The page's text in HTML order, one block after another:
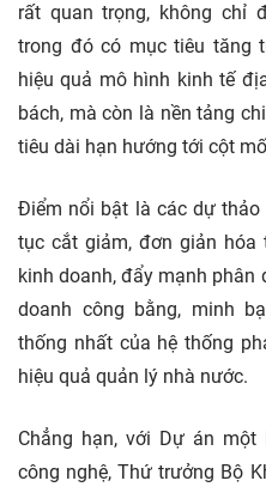
rất quan trọng, không chỉ
trong đó có mục tiêu tăng
hiệu quả mô hình kinh tế
bách, mà còn là nền tảng
tiêu dài hạn hướng tới cột
Điểm nổi bật là các dự
tục cắt giảm, đơn giản hóa
kinh doanh, đẩy mạnh phân
doanh công bằng, minh
thống nhất của hệ thống
hiệu quả quản lý nhà nước.
Chẳng hạn, với Dự án
công nghệ, Thứ trưởng Bộ